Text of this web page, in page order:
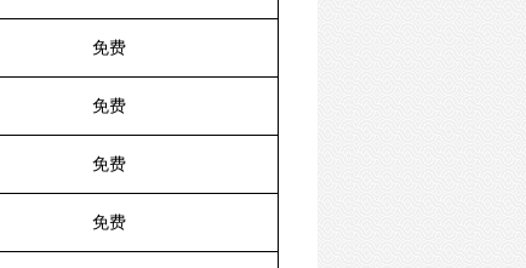
免费
免费
免费
免费